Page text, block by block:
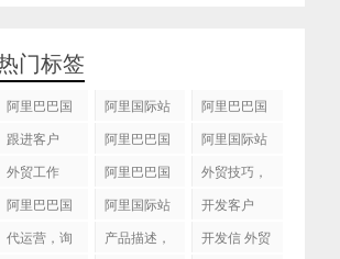
门标签
阿里巴巴国
阿里国际站
国际站托管
服务，阿里
服务
阿里巴巴国
跟进客户
阿里巴巴国
阿里国际站
外贸工作
阿里巴巴国
作
外贸技巧，
阿里巴巴国
化
阿里国际站
开发客户
代运营，询
产品描述，
开发信 外贸